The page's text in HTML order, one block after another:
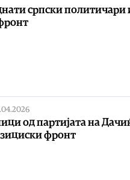
српски политичари
од партијата на
фронт